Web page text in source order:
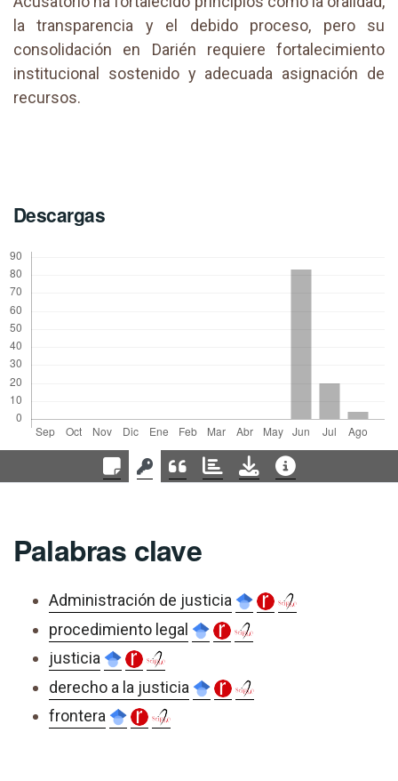
la transparencia y el debido proceso, pero su
consolidación en Darién requiere fortalecimiento
institucional sostenido y adecuada asignación de
recursos.
Descargas
Palabras clave
Administración de justicia
procedimiento legal
justicia
derecho a la justicia
frontera